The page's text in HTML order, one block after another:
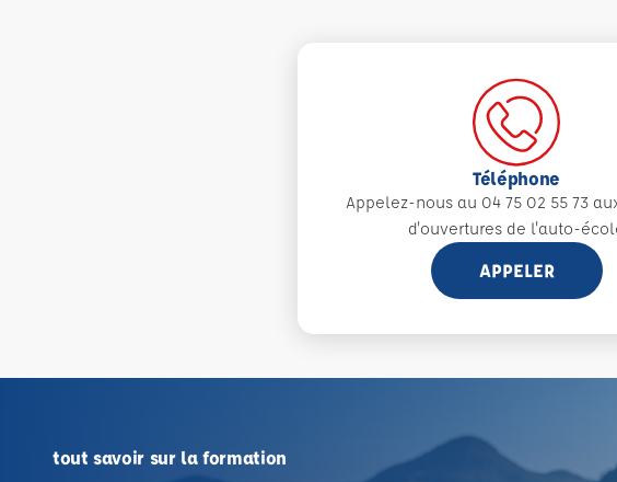
Téléphone
Appelez-nous au 04 75 02 55 73
d'ouvertures de l'auto-
APPELER
tout savoir sur la formation